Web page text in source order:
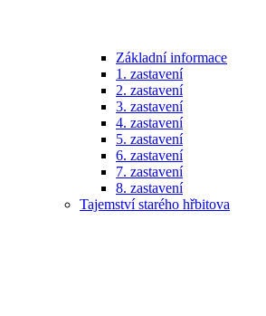
Základní informace
1. zastavení
2. zastavení
3. zastavení
4. zastavení
5. zastavení
6. zastavení
7. zastavení
8. zastavení
Tajemství starého hřbitova